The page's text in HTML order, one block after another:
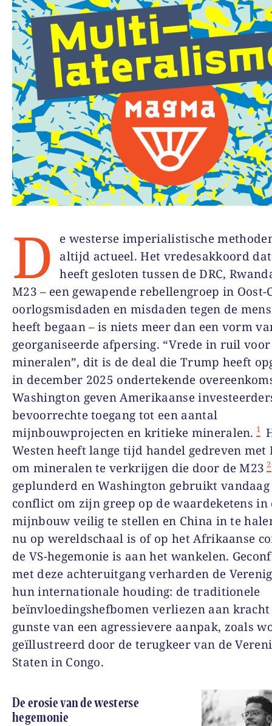
D
e westerse imperialistische
altijd actueel. Het vredesakkoord
heeft gesloten tussen de DRC,
M23 – een gewapende rebellengroep in Oost-
oorlogsmisdaden en misdaden tegen de
heeft begaan – is niets meer dan een vorm
georganiseerde afpersing. “Vrede in ruil voor
mineralen”, dit is de deal die Trump heeft
in december 2025 ondertekende
Washington geven Amerikaanse
bevoorrechte toegang tot een aantal
mijnbouwprojecten en kritieke mineralen. 1
Westen heeft lange tijd handel gedreven met
om mineralen te verkrijgen die door de M23 2
geplunderd en Washington gebruikt
conflict om zijn greep op de waardeketens in
mijnbouw veilig te stellen en China in te
nu op wereldschaal is of op het Afrikaanse
de VS-hegemonie is aan het wankelen.
met deze achteruitgang verharden de
hun internationale houding: de traditionele
beïnvloedingshefbomen verliezen aan
gunste van een agressievere aanpak, zoals
geïllustreerd door de terugkeer van de
Staten in Congo.
De erosie van de westerse
hegemonie